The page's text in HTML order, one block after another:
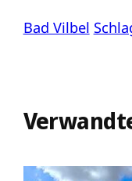
Bad Vilbel